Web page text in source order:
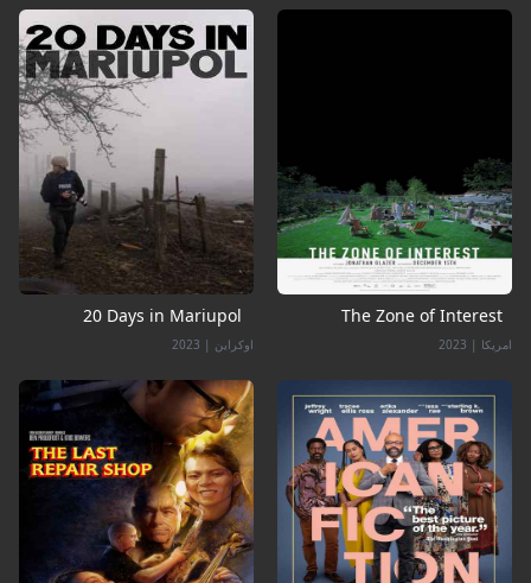
The Zone of Interest
امریکا |
2023
20 Days in Mariupol
اوکراین |
2023